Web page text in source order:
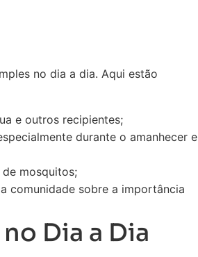
no dia a dia. Aqui estão
e outros recipientes;
durante o amanhecer e
mosquitos;
comunidade sobre a importância
Dia a Dia